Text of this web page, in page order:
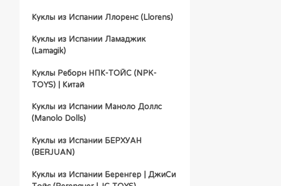
Куклы из Испании Ллоренс (Llorens)
Куклы из Испании Ламаджик
(Lamagik)
Куклы Реборн НПК-ТОЙС (NPK-
TOYS) | Китай
Куклы из Испании Маноло Доллс
(Manolo Dolls)
Куклы из Испании БЕРХУАН
(BERJUAN)
Куклы из Испании Беренгер | ДжиСи